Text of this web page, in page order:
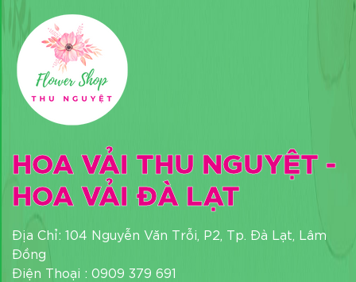
HOA VẢI THU NGUYỆT -
HOA VẢI ĐÀ LẠT
Địa Chỉ: 104 Nguyễn Văn Trỗi, P2, Tp. Đà Lạt, Lâm
Đồng
Điện Thoại : 0909 379 691